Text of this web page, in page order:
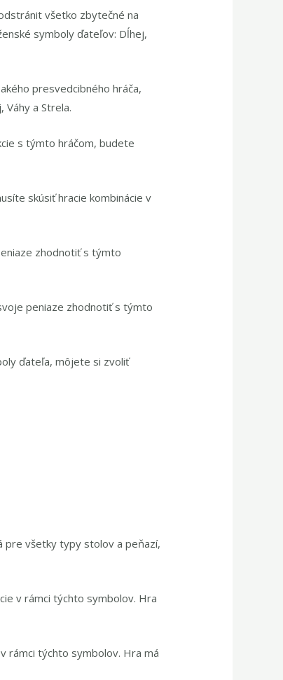
všetko zbytečné na
symboly ďateľov: Dĺhej,
presvedcibného hráča,
a Strela.
s týmto hráčom, budete
skúsiť hracie kombinácie v
zhodnotiť s týmto
peniaze zhodnotiť s týmto
ďateľa, môjete si zvoliť
pre všetky typy stolov a peňazí,
v rámci týchto symbolov. Hra
rámci týchto symbolov. Hra má